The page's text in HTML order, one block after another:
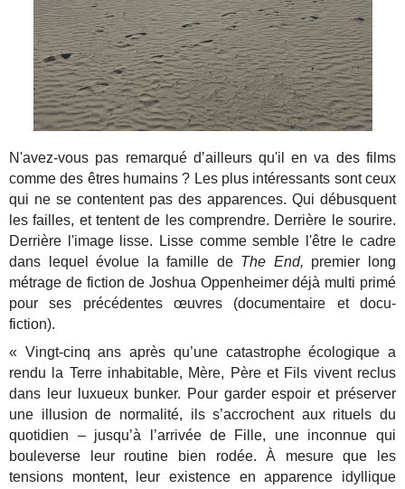
N'avez-vous pas remarqué d’ailleurs qu'il en va des films
comme des êtres humains ? Les plus intéressants sont ceux
qui ne se contentent pas des apparences. Qui débusquent
les failles, et tentent de les comprendre. Derrière le sourire.
Derrière l'image lisse. Lisse comme semble l'être le cadre
dans lequel évolue la famille deThe End, premier long
métrage de fiction de Joshua Oppenheimer déjà multi primé
pour ses précédentes œuvres (documentaire et docu-
fiction).
« Vingt-cinq ans après qu’une catastrophe écologique a
rendu la Terre inhabitable, Mère, Père et Fils vivent reclus
dans leur luxueux bunker. Pour garder espoir et préserver
une illusion de normalité, ils s’accrochent aux rituels du
quotidien – jusqu’à l’arrivée de Fille, une inconnue qui
bouleverse leur routine bien rodée. À mesure que les
tensions montent, leur existence en apparence idyllique